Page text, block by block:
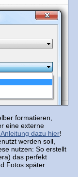
formatieren,
eine externe
dazu hier!
werden soll,
nutzen: So erstellt
das perfekt
Fotos später